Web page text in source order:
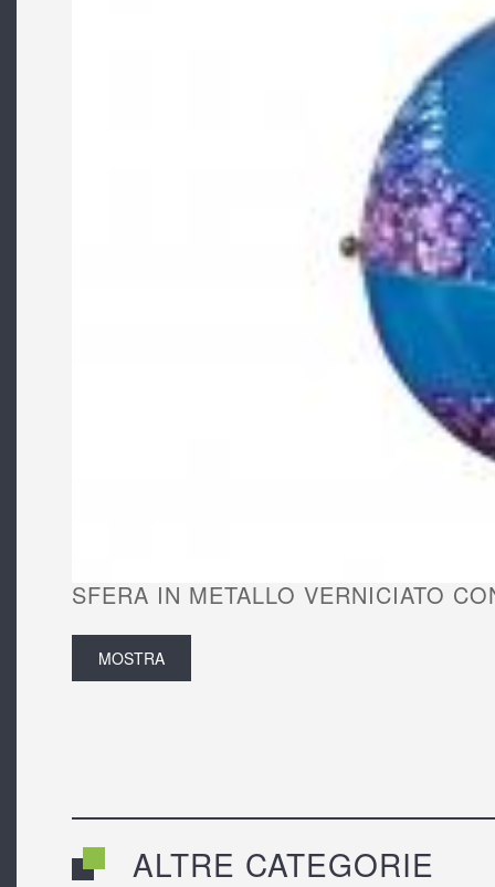
SFERA IN METALLO VERNICIATO
MOSTRA
ALTRE CATEGORIE